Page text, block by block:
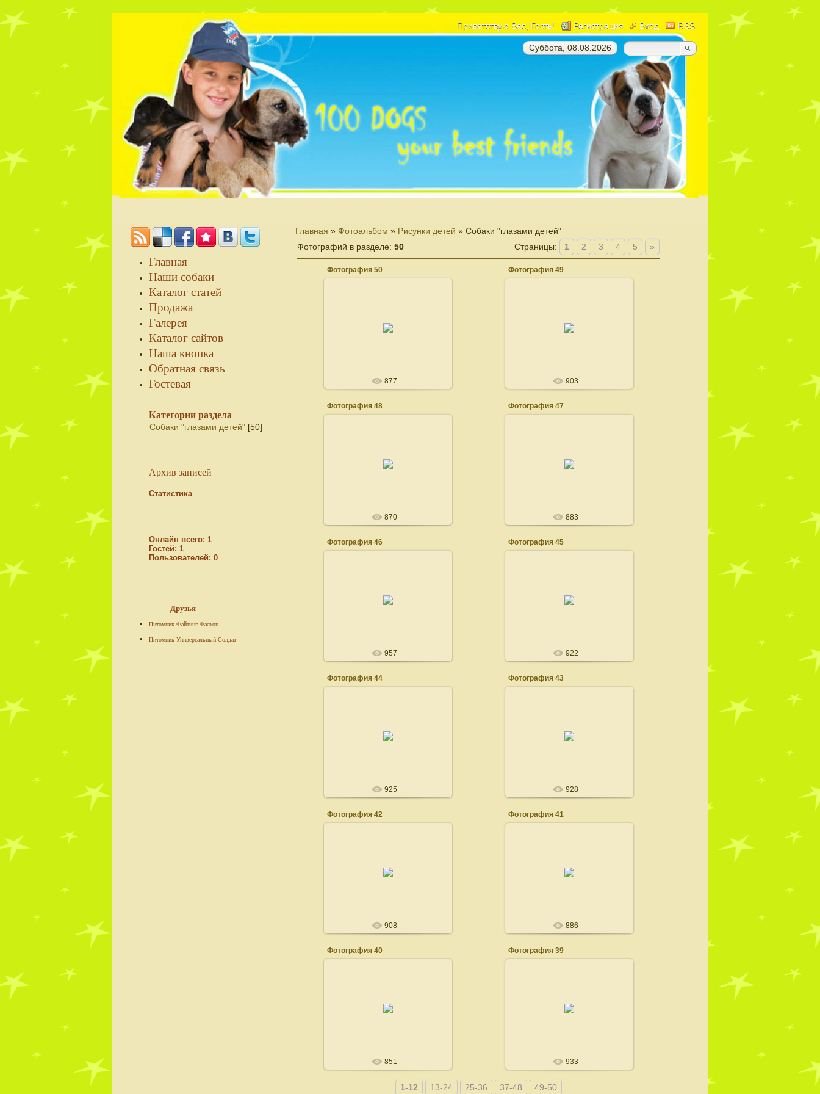
Приветствую Вас , Гость! Регистрация Вход RSS
Суббота, 08.08.2026
Главная » Фотоальбом » Рисунки детей » Собаки "глазами детей"
Фотографий в разделе: 50 Страницы: 1 2 3 4 5 »
Фотография 50
877
Фотография 49
903
Фотография 48
870
Фотография 47
883
Фотография 46
957
Фотография 45
922
Фотография 44
925
Фотография 43
928
Фотография 42
908
Фотография 41
886
Фотография 40
851
Фотография 39
933
1-12 13-24 25-36 37-48 49-50
Главная
Наши собаки
Каталог статей
Продажа
Галерея
Каталог сайтов
Наша кнопка
Обратная связь
Гостевая
Категории раздела
Собаки "глазами детей" [50]
Архив записей
Статистика
Онлайн всего: 1
Гостей: 1
Пользователей: 0
Друзья
Питомник Файтинг Фалкон
Питомник Универсальный Солдат